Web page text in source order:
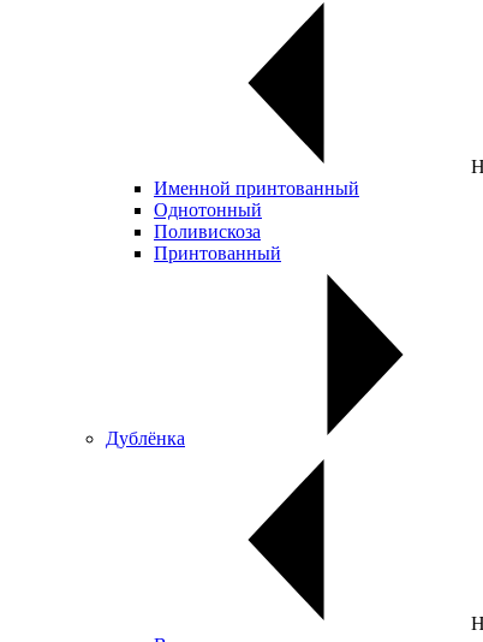
Именной принтованный
Однотонный
Поливискоза
Принтованный
Дублёнка